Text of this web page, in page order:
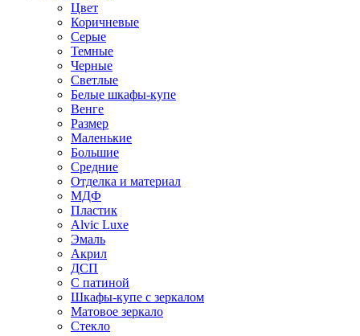
Цвет
Коричневые
Серые
Темные
Черные
Светлые
Белые шкафы-купе
Венге
Размер
Маленькие
Большие
Средние
Отделка и материал
МДФ
Пластик
Alvic Luxe
Эмаль
Акрил
ДСП
С патиной
Шкафы-купе с зеркалом
Матовое зеркало
Стекло